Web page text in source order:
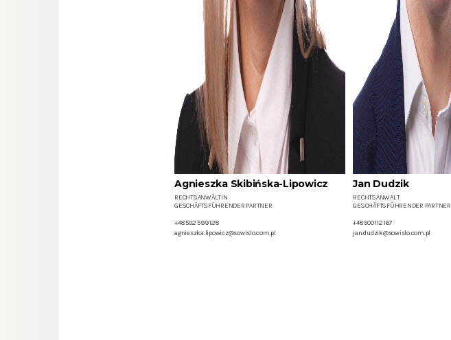
Agnieszka Skibińska-Lipowicz
RECHTSANWÄLTIN
GESCHÄFTSFÜHRENDER PARTNER
+48 502 599 128
agnieszka.lipowicz@sowislo.com.pl
Jan Dudzik
RECHTSANWALT
GESCHÄFTSFÜHRENDER PARTNER
+48 500 112 167
jan.dudzik@sowislo.com.pl